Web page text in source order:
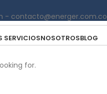
- contacto@energer.com.co
SERVICIOSNOSOTROSBLOG
for.